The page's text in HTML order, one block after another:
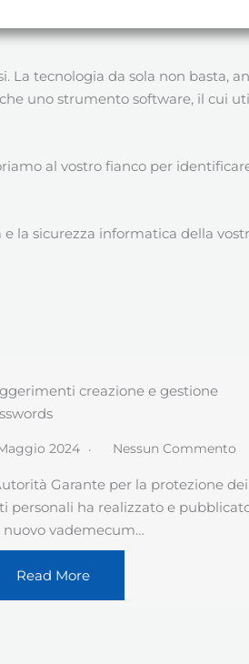
tecnologia da sola non basta,
uno strumento software, il cui
al vostro fianco per
la sicurezza informatica della
AGID malware 2023
ha reso disponibile il suo “Report
sull’andamento delle
malevole che hanno
Read More